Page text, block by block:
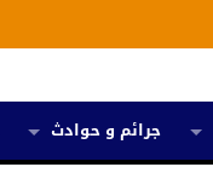
جرائم و حوادث